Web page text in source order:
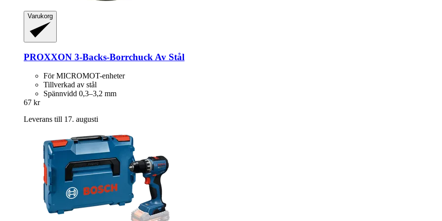
Varukorg
PROXXON 3-​Backs-​Borrchuck Av Stål
För MICROMOT-enheter
Tillverkad av stål
Spännvidd 0,3–3,2 mm
67 kr
Leverans till 17. augusti